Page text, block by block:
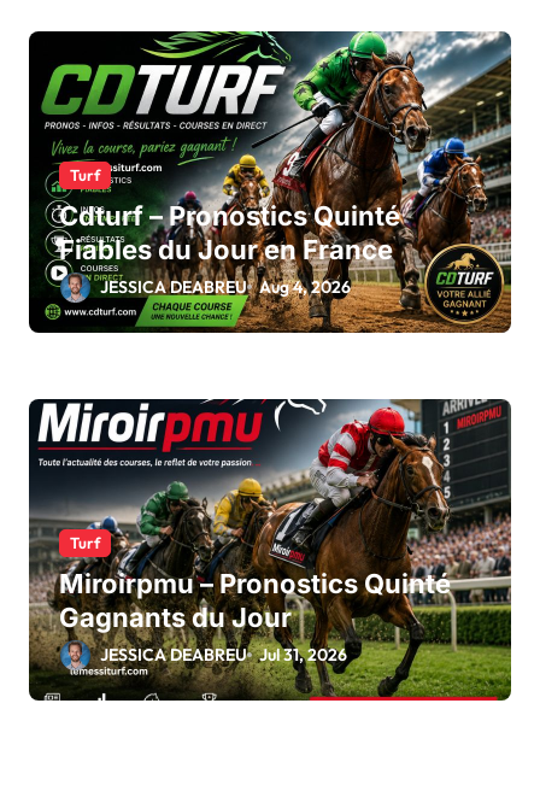
Turf
Cdturf – Pronostics Quinté
Fiables du Jour en France
JESSICA DEABREU Aug 4, 2026
Turf
Miroirpmu – Pronostics Quinté
Gagnants du Jour
JESSICA DEABREU Jul 31, 2026